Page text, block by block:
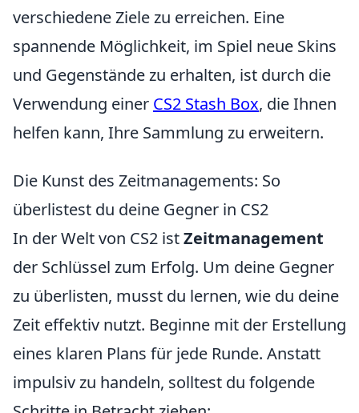
verschiedene Ziele zu erreichen. Eine
spannende Möglichkeit, im Spiel neue Skins
und Gegenstände zu erhalten, ist durch die
Verwendung einer CS2 Stash Box, die Ihnen
helfen kann, Ihre Sammlung zu erweitern.
Die Kunst des Zeitmanagements: So
überlistest du deine Gegner in CS2
In der Welt von CS2 istZeitmanagement
der Schlüssel zum Erfolg. Um deine Gegner
zu überlisten, musst du lernen, wie du deine
Zeit effektiv nutzt. Beginne mit der Erstellung
eines klaren Plans für jede Runde. Anstatt
impulsiv zu handeln, solltest du folgende